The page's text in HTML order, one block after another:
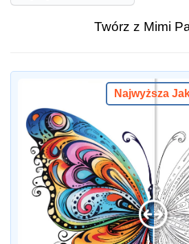
Twórz z Mimi
Najwyższa